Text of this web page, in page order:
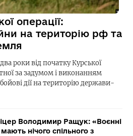
операції:
на територію рф та
роки від початку Курської
за задумом і виконанням
дії на територію держави-
Володимир Ращук: «Воєнні
нічого спільного з